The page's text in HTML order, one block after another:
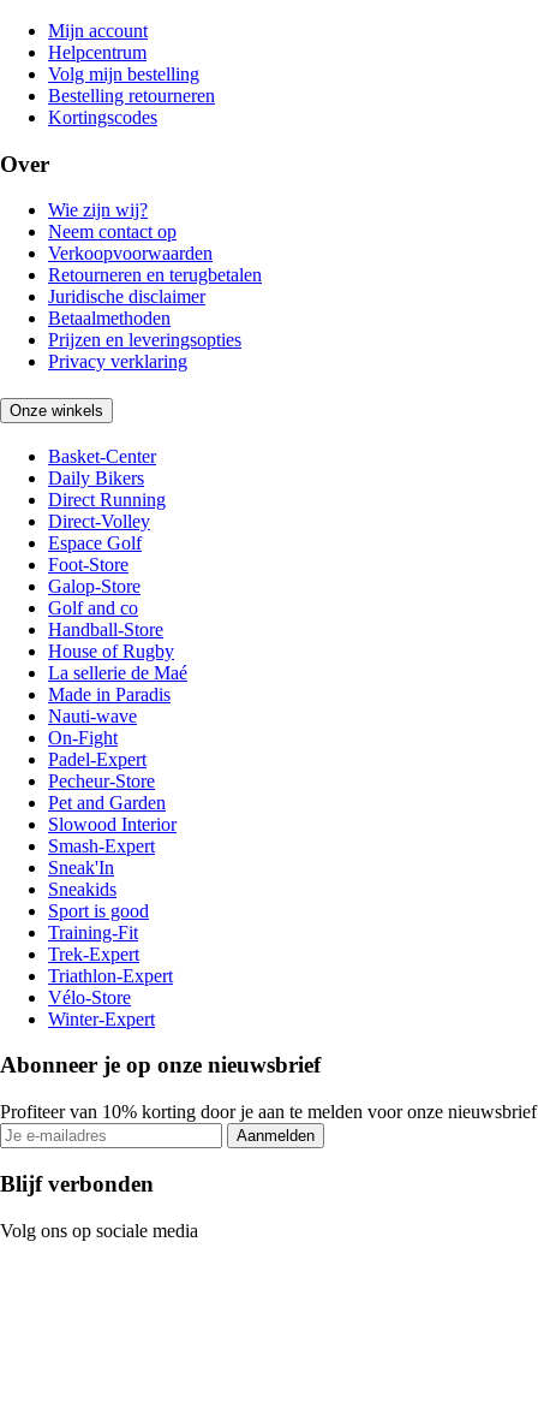
Mijn account
Helpcentrum
Volg mijn bestelling
Bestelling retourneren
Kortingscodes
Over
Wie zijn wij?
Neem contact op
Verkoopvoorwaarden
Retourneren en terugbetalen
Juridische disclaimer
Betaalmethoden
Prijzen en leveringsopties
Privacy verklaring
Onze winkels
Basket-Center
Daily Bikers
Direct Running
Direct-Volley
Espace Golf
Foot-Store
Galop-Store
Golf and co
Handball-Store
House of Rugby
La sellerie de Maé
Made in Paradis
Nauti-wave
On-Fight
Padel-Expert
Pecheur-Store
Pet and Garden
Slowood Interior
Smash-Expert
Sneak'In
Sneakids
Sport is good
Training-Fit
Trek-Expert
Triathlon-Expert
Vélo-Store
Winter-Expert
Abonneer je op onze nieuwsbrief
Profiteer van 10% korting door je aan te melden voor onze nieuwsbrief
Aanmelden
Blijf verbonden
Volg ons op sociale media